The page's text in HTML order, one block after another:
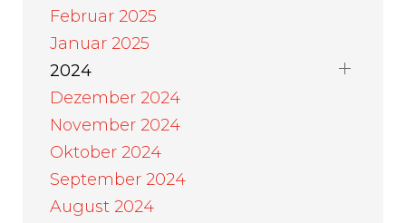
Februar 2025
Januar 2025
2024
Dezember 2024
November 2024
Oktober 2024
September 2024
August 2024